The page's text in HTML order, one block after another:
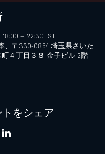
– 22:30 JST
、〒330-0854 埼玉県さいた
４丁目３８ 金子ビル 2階
をシェア